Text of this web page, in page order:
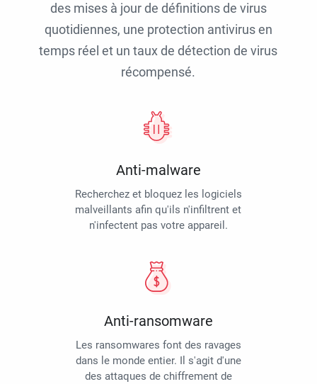
des mises à jour de définitions de virus
quotidiennes, une protection antivirus en
temps réel et un taux de détection de virus
récompensé.
Anti-malware
Recherchez et bloquez les logiciels
malveillants afin qu'ils n'infiltrent et
n'infectent pas votre appareil.
Anti-ransomware
Les ransomwares font des ravages
dans le monde entier. Il s'agit d'une
des attaques de chiffrement de